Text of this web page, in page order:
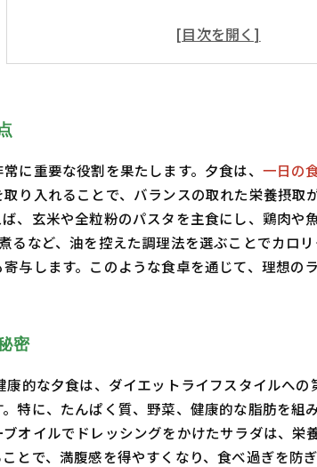
理想のライフスタイルに近づくための食
に重要な役割を果たします。夕食は、 一日の
り入れることで、バランスの取れた栄養摂
、玄米や全粒粉のパスタを主食にし、鶏肉
るなど、油を控えた調理法を選ぶことでカロ
与します。このような食卓を通じて、理想の
密
的な夕食は、ダイエットライフスタイルへ
特に、たんぱく質、野菜、健康的な脂肪を組
オイルでドレッシングをかけたサラダは、
とで、満腹感を得やすくなり、食べ過ぎを防